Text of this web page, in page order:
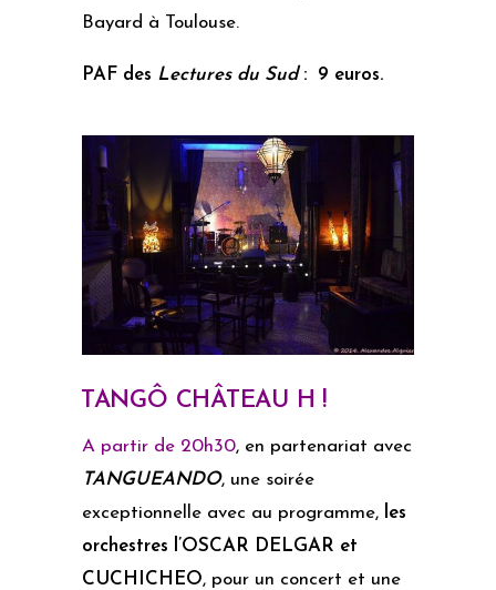
Bayard à Toulouse.
PAF des Lectures du Sud: 9 euros.
TANGÔ CHÂTEAU H !
A partir de 20h30, en partenariat avec
TANGUEANDO, une soirée
exceptionnelle avec au programme, les
orchestres l’OSCAR DELGAR et
CUCHICHEO, pour un concert et une